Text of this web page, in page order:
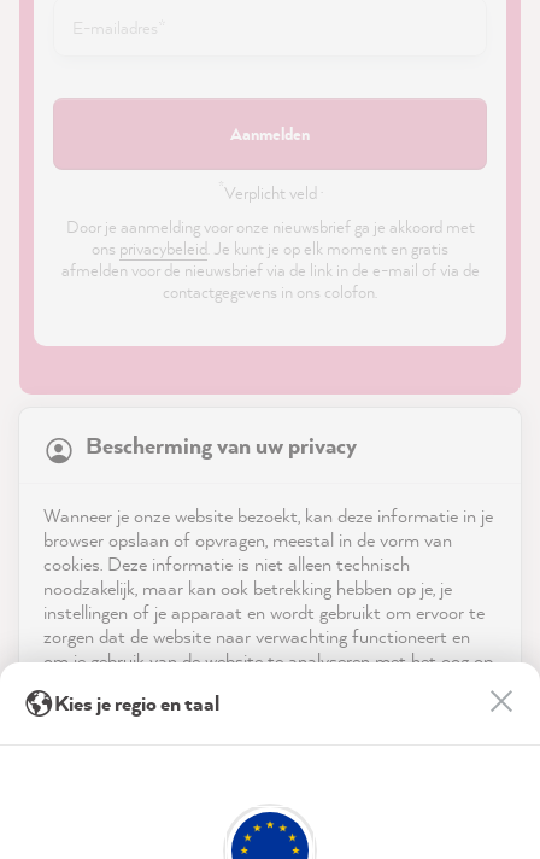
Aanmelden
Verplicht veld ·
Door je aanmelding voor onze nieuwsbrief ga je akkoord met
ons privacybeleid. Je kunt je op elk moment en gratis
afmelden voor de nieuwsbrief via de link in de e-mail of via de
contactgegevens in ons colofon.
Service
Neem contact op met
Bescherming van uw privacy
Wanneer je onze website bezoekt, kan deze informatie in je
browser opslaan of opvragen, meestal in de vorm van
cookies. Deze informatie is niet alleen technisch
noodzakelijk, maar kan ook betrekking hebben op je, je
instellingen of je apparaat en wordt gebruikt om ervoor te
zorgen dat de website naar verwachting functioneert en
om je gebruik van de website te analyseren met het oog op
advertenties aan te bieden via de diensten die in de
akkoord (op elk moment herroepbaar) met deze
21,831Reviews
reviews-io
Verified Customer
Super fast delivery
Kies je regio en taal